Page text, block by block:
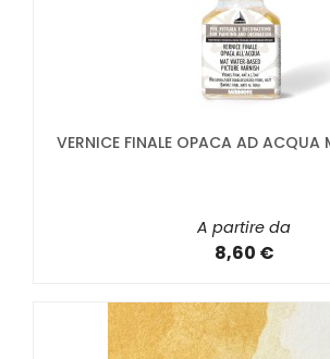
VERNICE FINALE OPACA AD ACQUA
A partire da
8,60 €